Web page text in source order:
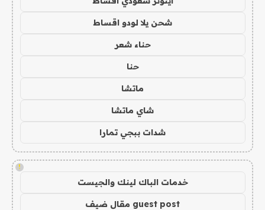
شحن يلا لودو اقساط
حناء شعر
حنا
ماتشا
شاي ماتشا
شدات ببجي تمارا
!
خدمات الباك لينك والجيست
guest post مقال ضيف